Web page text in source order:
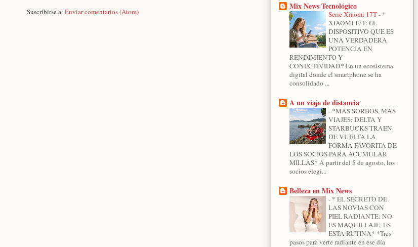
Suscribirse a: Enviar comentarios (Atom)
Mix News Tecnológico
Serie Xiaomi 17T- *
XIAOMI 17T: EL
DISPOSITIVO QUE ES
UNA VERDADERA
POTENCIA EN
RENDIMIENTO Y
CONECTIVIDAD* En un ecosistema
digital donde el smartphone se ha
consolidado ...
A un viaje de distancia
- *MÁS SORBOS, MÁS
VIAJES: DELTA Y
STARBUCKS TRAEN
DE VUELTA LA
FORMA FAVORITA DE
LOS SOCIOS PARA ACUMULAR
MILLAS* A partir del 5 de agosto, los
socios elegi...
Belleza en Mix News
- * EL SECRETO DE
LAS NOVIAS CON
PIEL RADIANTE: NO
ES MAQUILLAJE, ES
ESTA RUTINA* *Tres
pasos para verte radiante en ese día